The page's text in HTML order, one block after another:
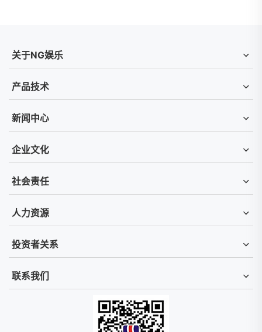
关于NG娱乐
产品技术
新闻中心
企业文化
社会责任
人力资源
投资者关系
联系我们